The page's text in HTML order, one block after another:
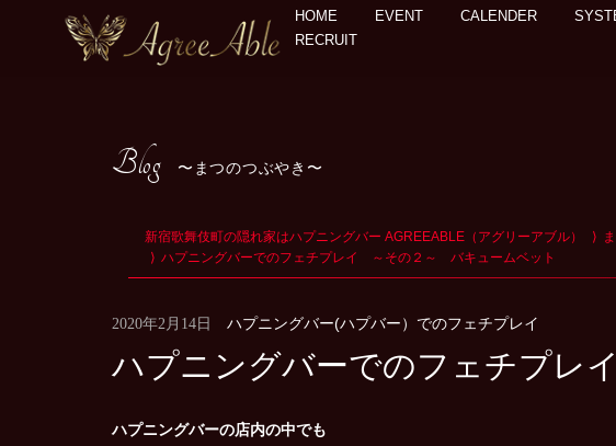
HOME EVENT CALENDER
RECRUIT
Blog まつのつぶやき
新宿歌舞伎町の隠れ家はハプニングバー AGREEABLE（アグリーアブル）
ハプニングバーでのフェチプレイ ～その２～ バキュームベット
2020年2月14日 ハプニングバー(ハプバー）でのフェチプレイ
ハプニングバーでのフェチプ
ハプニングバーの店内の中でも